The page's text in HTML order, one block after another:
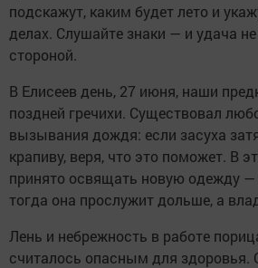
подскажут, каким будет лето и
делах. Слушайте знаки — и удача
стороной.
В Елисеев день, 27 июня, наши
поздней гречихи. Существовал
вызывания дождя: если засуха
крапиву, веря, что это поможет. В
принято освящать новую одежду —
тогда она прослужит дольше, а
Лень и небрежность в работе
считалось опасным для здоровья.